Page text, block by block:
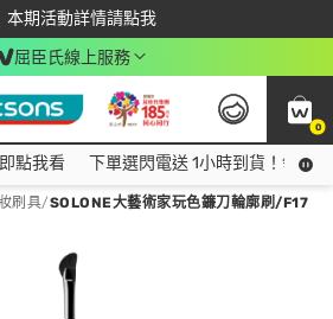
本期活動詳情請點我
下載app最高回饋$350
屈臣氏線上服務
0
看
點我看 下單選閃電送 1小時到貨！領神
刷具/SOLONE大藝術家玩色鐮刀輪廓刷/F17